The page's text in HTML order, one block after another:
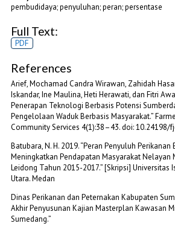
pembudidaya; penyuluhan; peran; persentase
Full Text:
PDF
References
Arief, Mochamad Candra Wirawan, Zahidah
Iskandar, Ine Maulina, Heti Herawati, dan Fitri
Penerapan Teknologi Berbasis Potensi
Pengelolaan Waduk Berbasis Masyarakat.”
Community Services 4(1):38–43. doi: 10.24198/
Batubara, N. H. 2019. “Peran Penyuluh Perikanan
Meningkatkan Pendapatan Masyarakat Nelayan
Leidong Tahun 2015-2017.” [Skripsi] Universitas
Utara. Medan
Dinas Perikanan dan Peternakan Kabupaten
Akhir Penyusunan Kajian Masterplan Kawasan
Sumedang.”